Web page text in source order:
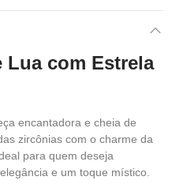
Lua com Estrela
encantadora e cheia de
zircônias com o charme da
para quem deseja
e um toque místico.